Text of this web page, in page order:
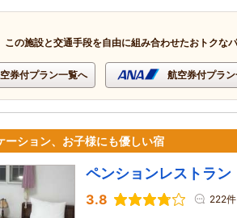
この施設と交通手段を自由に組み合わせたおトクな
券付プラン一覧へ 航空券付プラ
ーション、お子様にも優しい宿
ペンションレストラ
3.8 222件